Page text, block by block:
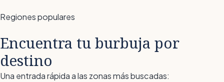
Regiones populares
Encuentra tu burbuja por
destino
Una entrada rápida a las zonas más buscadas: